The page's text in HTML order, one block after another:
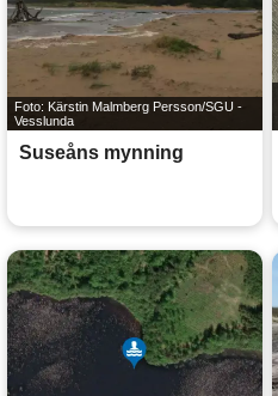
Foto: Kärstin Malmberg Persson/SGU -
Vesslunda
Suseåns mynning